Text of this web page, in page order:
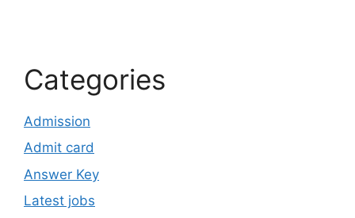
Categories
Admission
Admit card
Answer Key
Latest jobs